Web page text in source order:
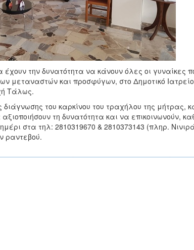
την δυνατότητα να κάνουν όλες οι γυναίκες
μεταναστών και προσφύγων, στο Δημοτικό
Τάλως.
διάγνωσης του καρκίνου του τραχήλου της μήτρας,
τη δυνατότητα και να επικοινωνούν,
στα τηλ: 2810319670 & 2810373143 (πληρ.
ραντεβού.